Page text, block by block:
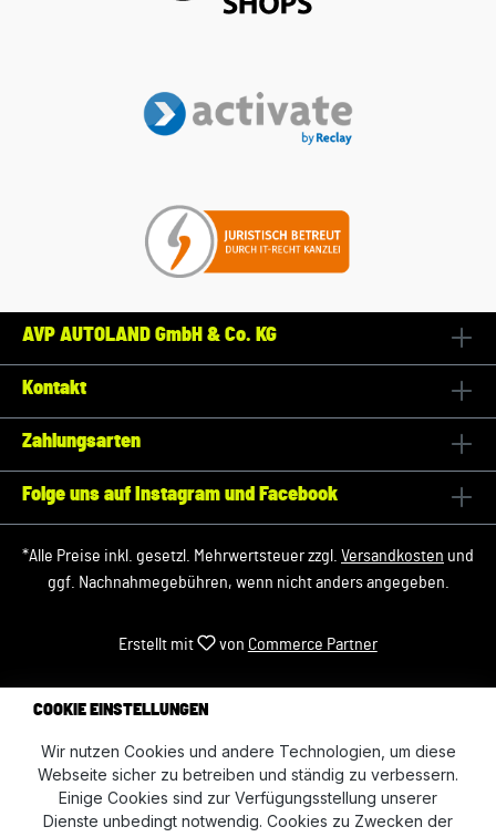
AVP AUTOLAND GmbH & Co. KG
Kontakt
Zahlungsarten
Folge uns auf Instagram und Facebook
*Alle Preise inkl. gesetzl. Mehrwertsteuer zzgl. Versandkosten und
ggf. Nachnahmegebühren, wenn nicht anders angegeben.
Erstellt mit von Commerce Partner
COOKIE EINSTELLUNGEN
Wir nutzen Cookies und andere Technologien, um diese
Webseite sicher zu betreiben und ständig zu verbessern.
Einige Cookies sind zur Verfügungsstellung unserer
Dienste unbedingt notwendig. Cookies zu Zwecken der